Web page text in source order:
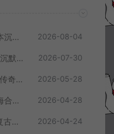
RED三端引擎传奇手游【2003我本沉默三职业】8月最新整理Win一键服务端+PC安卓+详细搭建教程 2026-08-04
RED三端引擎传奇手游【聚义木剑沉默高仿嘟嘟沉默】7月最新整理Win一键服务端+PC安卓苹果+详细搭建教程 2026-07-30
RED三端引擎传奇手游【1.76月光传奇底板】5月最新整理Win一键服务端+GM工具+PC安卓苹果+详细搭建教程 2026-05-28
XO三端引擎传奇手游【1.80观沧海合击版】4月最新整理Win一键服务端+安卓苹果+详细搭建教程 2026-04-28
XO三端引擎传奇手游【1.76云海复古传奇】4月最新整理Win一键服务端+PC安卓苹果+详细搭建教程+视频教程 2026-04-24